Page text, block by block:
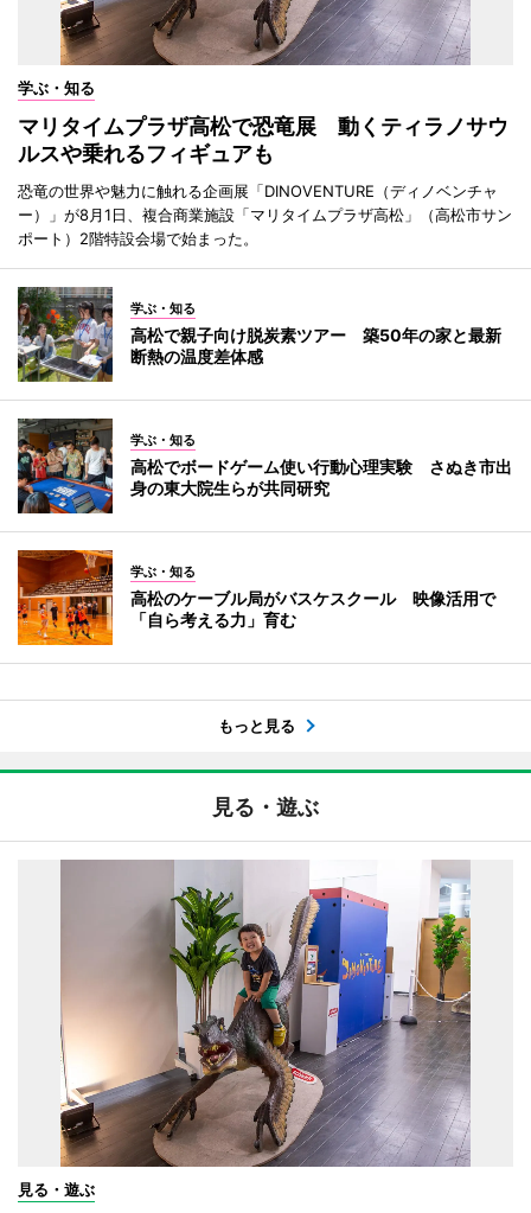
学ぶ・知る
マリタイムプラザ高松で恐竜展 動くティラノサウ
ルスや乗れるフィギュアも
恐竜の世界や魅力に触れる企画展「DINOVENTURE（ディノベンチャ
ー）」が8月1日、複合商業施設「マリタイムプラザ高松」（高松市サン
ポート）2階特設会場で始まった。
学ぶ・知る
高松で親子向け脱炭素ツアー 築50年の家と最新
断熱の温度差体感
学ぶ・知る
高松でボードゲーム使い行動心理実験 さぬき市出
身の東大院生らが共同研究
学ぶ・知る
高松のケーブル局がバスケスクール 映像活用で
「自ら考える力」育む
もっと見る
見る・遊ぶ
見る・遊ぶ